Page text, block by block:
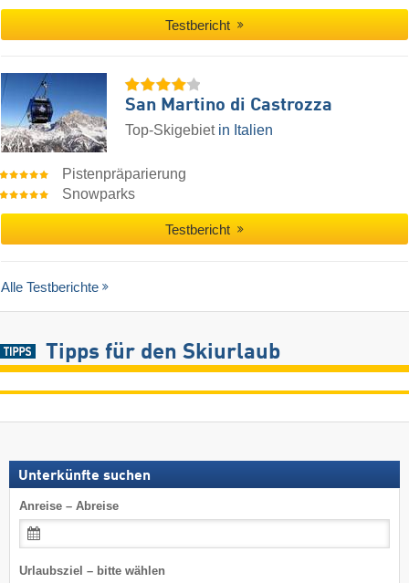
Testbericht
San Martino di Castrozza
Top-Skigebiet in Italien
Pistenpräparierung
Snowparks
Testbericht
Alle Testberichte
Tipps für den Skiurlaub
Unterkünfte suchen
Anreise – Abreise
Urlaubsziel – bitte wählen